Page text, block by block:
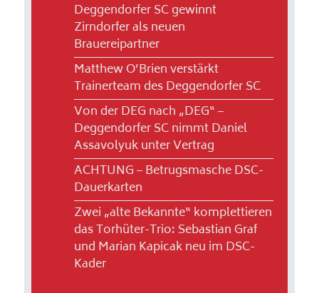
Deggendorfer SC gewinnt
Zirndorfer als neuen
Brauereipartner
Matthew O’Brien verstärkt
Trainerteam des Deggendorfer SC
Von der DEG nach „DEG“ –
Deggendorfer SC nimmt Daniel
Assavolyuk unter Vertrag
ACHTUNG – Betrugsmasche DSC-
Dauerkarten
Zwei „alte Bekannte“ komplettieren
das Torhüter-Trio: Sebastian Graf
und Marian Kapicak neu im DSC-
Kader